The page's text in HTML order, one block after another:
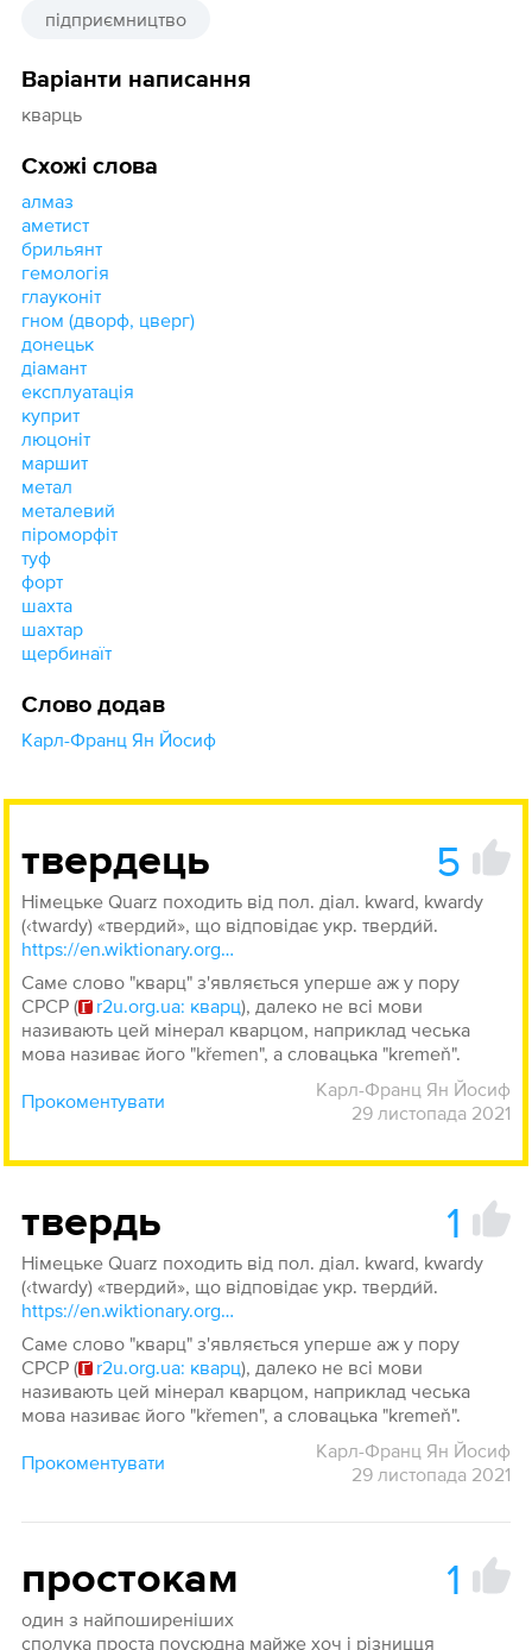
підприємництво
Варіанти написання
кварць
Схожі слова
алмаз
аметист
брильянт
гемологія
глауконіт
гном (дворф, цверг)
донецьк
діамант
експлуатація
куприт
люцоніт
маршит
метал
металевий
піроморфіт
туф
форт
шахта
шахтар
щербинаїт
Слово додав
Карл-Франц Ян Йосиф
твердець 5
Німецьке Quarz походить від пол. діал. kward, kwardy
(‹twardy) «твердий», що відповідає укр. тверди́й.
https://en.wiktionary.org/wiki/Quarz
Саме слово "кварц" з'являється уперше аж у пору
СРСР (
r2u.org.ua: кварц), далеко не всі мови
називають цей мінерал кварцом, наприклад чеська
мова називає його "křemen", а словацька "kremeň".
Прокоментувати
Карл-Франц Ян Йосиф
29 листопада 2021
твердь 1
Німецьке Quarz походить від пол. діал. kward, kwardy
(‹twardy) «твердий», що відповідає укр. тверди́й.
https://en.wiktionary.org/wiki/Quarz
Саме слово "кварц" з'являється уперше аж у пору
СРСР (
r2u.org.ua: кварц), далеко не всі мови
називають цей мінерал кварцом, наприклад чеська
мова називає його "křemen", а словацька "kremeň".
Прокоментувати
Карл-Франц Ян Йосиф
29 листопада 2021
простокам 1
один з найпоширеніших
сполука проста поусюдна майже хоч і різницця